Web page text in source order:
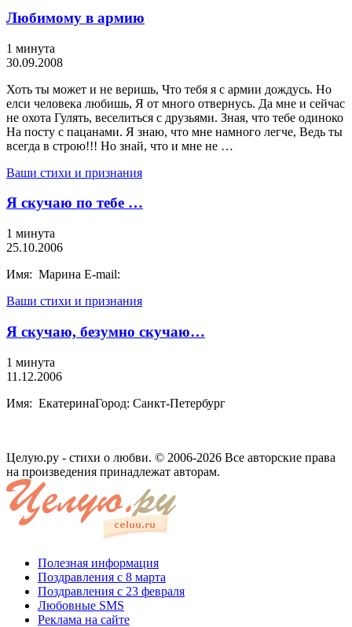
Любимому в армию
1 минута
30.09.2008
Хоть ты может и не веришь, Что тебя я с армии дождусь. Но
елси человека любишь, Я от много отвернусь. Да мне и сейчас
не охота Гулять, веселиться с друзьями. Зная, что тебе одиноко
На посту с пацанами. Я знаю, что мне намного легче, Ведь ты
всегда в строю!!! Но знай, что и мне не …
Ваши стихи и признания
Я скучаю по тебе …
1 минута
25.10.2006
Имя: Марина E-mail:
Ваши стихи и признания
Я скучаю, безумно скучаю…
1 минута
11.12.2006
Имя: ЕкатеринаГород: Санкт-Петербург
Целую.ру - стихи о любви. © 2006-2026 Все авторские права
на произведения принадлежат авторам.
Полезная информация
Поздравления с 8 марта
Поздравления с 23 февраля
Любовные SMS
Реклама на сайте